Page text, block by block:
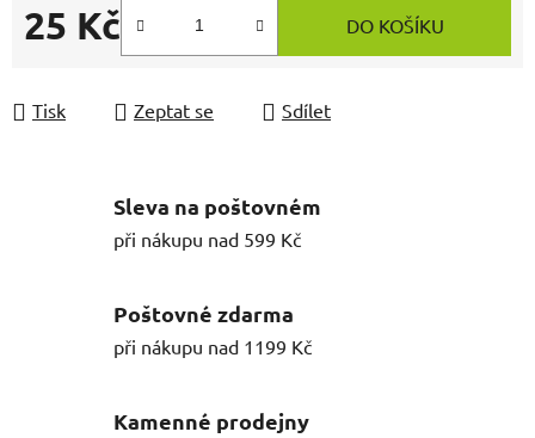
25 Kč
Měrná cena:
DO KOŠÍKU
Tisk Zeptat se Sdílet
Sleva na poštovném
při nákupu nad 599 Kč
Poštovné zdarma
při nákupu nad 1199 Kč
Kamenné prodejny